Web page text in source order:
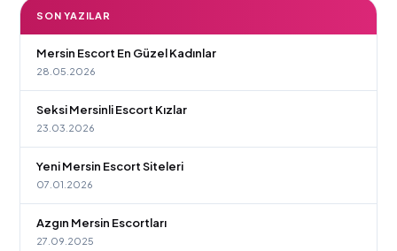
SON YAZILAR
Mersin Escort En Güzel Kadınlar
28.05.2026
Seksi Mersinli Escort Kızlar
23.03.2026
Yeni Mersin Escort Siteleri
07.01.2026
Azgın Mersin Escortları
27.09.2025